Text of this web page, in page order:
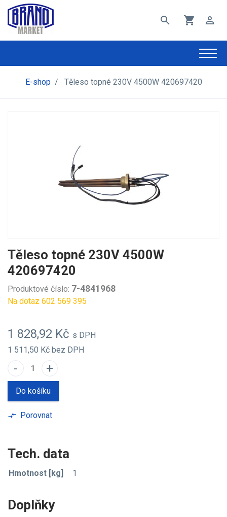
search shopping_cart perm_identity
E-shop / Těleso topné 230V 4500W 420697420
Těleso topné 230V 4500W
420697420
Produktové číslo: 7-4841968
Na dotaz 602 569 395
1 828,92 Kč s DPH
1 511,50 Kč bez DPH
- +
Do košíku
compare_arrows Porovnat
Tech. data
Hmotnost [kg] 1
Doplňky